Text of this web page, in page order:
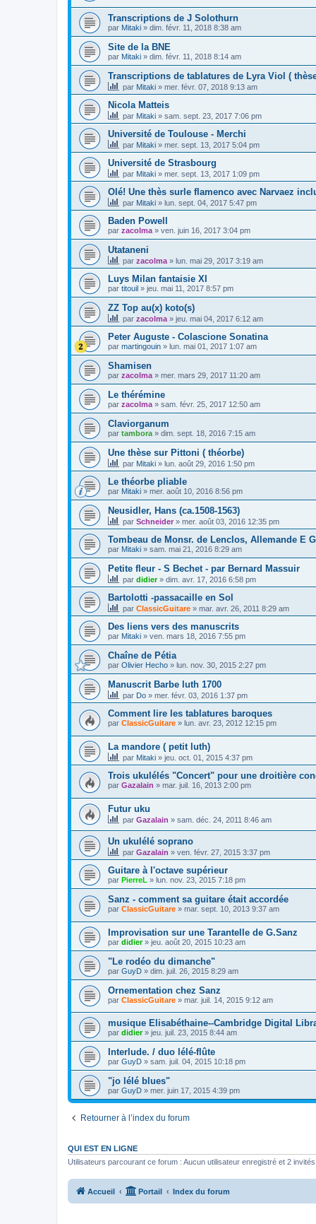
Transcriptions de J Solothurn
par Mitaki » dim. févr. 11, 2018 8:38 am
Site de la BNE
par Mitaki » dim. févr. 11, 2018 8:14 am
Transcriptions de tablatures de Lyra Viol (
par Mitaki » mer. févr. 07, 2018 9:13 am
Nicola Matteis
par Mitaki » sam. sept. 23, 2017 7:06 pm
Université de Toulouse - Merchi
par Mitaki » mer. sept. 13, 2017 5:04 pm
Université de Strasbourg
par Mitaki » mer. sept. 13, 2017 1:09 pm
Olé! Une thès surle flamenco avec Narvaez
par Mitaki » lun. sept. 04, 2017 5:47 pm
Baden Powell
par zacolma » ven. juin 16, 2017 3:04 pm
Utataneni
par zacolma » lun. mai 29, 2017 3:19 am
Luys Milan fantaisie XI
par titouil » jeu. mai 11, 2017 8:57 pm
ZZ Top au(x) koto(s)
par zacolma » jeu. mai 04, 2017 6:12 am
Peter Auguste - Colascione Sonatina
par martingouin » lun. mai 01, 2017 1:07 am
Shamisen
par zacolma » mer. mars 29, 2017 11:20 am
Le thérémine
par zacolma » sam. févr. 25, 2017 12:50 am
Claviorganum
par tambora » dim. sept. 18, 2016 7:15 am
Une thèse sur Pittoni ( théorbe)
par Mitaki » lun. août 29, 2016 1:50 pm
Le théorbe pliable
par Mitaki » mer. août 10, 2016 8:56 pm
Neusidler, Hans (ca.1508-1563)
par Schneider » mer. août 03, 2016 12:35 pm
Tombeau de Monsr. de Lenclos, Allemande E
par Mitaki » sam. mai 21, 2016 8:29 am
Petite fleur - S Bechet - par Bernard Massuir
par didier» dim. avr. 17, 2016 6:58 pm
Bartolotti -passacaille en Sol
par ClassicGuitare » mar. avr. 26, 2011 8:29 am
Des liens vers des manuscrits
par Mitaki » ven. mars 18, 2016 7:55 pm
Chaîne de Pétia
par Olivier Hecho » lun. nov. 30, 2015 2:27 pm
Manuscrit Barbe luth 1700
par Do » mer. févr. 03, 2016 1:37 pm
Comment lire les tablatures baroques
par ClassicGuitare » lun. avr. 23, 2012 12:15 pm
La mandore ( petit luth)
par Mitaki » jeu. oct. 01, 2015 4:37 pm
Trois ukulélés "Concert" pour une droitière
par Gazalain » mar. juil. 16, 2013 2:00 pm
Futur uku
par Gazalain » sam. déc. 24, 2011 8:46 am
Un ukulélé soprano
par Gazalain » ven. févr. 27, 2015 3:37 pm
Guitare à l'octave supérieur
par PierreL » lun. nov. 23, 2015 7:18 pm
Sanz - comment sa guitare était accordée
par ClassicGuitare » mar. sept. 10, 2013 9:37 am
Improvisation sur une Tarantelle de G.Sanz
par didier» jeu. août 20, 2015 10:23 am
"Le rodéo du dimanche"
par GuyD » dim. juil. 26, 2015 8:29 am
Ornementation chez Sanz
par ClassicGuitare » mar. juil. 14, 2015 9:12 am
musique Elisabéthaine--Cambridge Digital
par didier» jeu. juil. 23, 2015 8:44 am
Interlude. / duo lélé-flûte
par GuyD » sam. juil. 04, 2015 10:18 pm
"jo lélé blues"
par GuyD » mer. juin 17, 2015 4:39 pm
Retourner à l’index du forum
QUI EST EN LIGNE
Utilisateurs parcourant ce forum : Aucun utilisateur enregistré et 2 invités
Accueil Portail Index du forum